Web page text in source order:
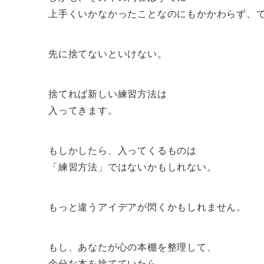
上手くいかなかったことなのにもかかわらず、
先に捨てないといけない。
捨てれば新しい練習方法は
入ってきます。
もしかしたら、入ってくるものは
「練習方法」ではないかもしれない。
もっと違うアイデアが閃くかもしれません。
もし、あなたが心の本棚を整理して、